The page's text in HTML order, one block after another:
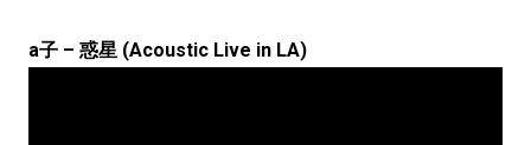
a子 – 惑星 (Acoustic Live in LA)